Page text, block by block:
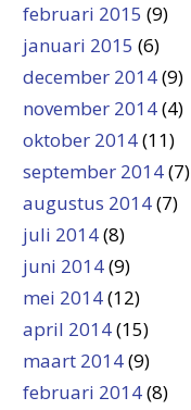
februari 2015 (9)
januari 2015 (6)
december 2014(9)
november 2014(4)
oktober 2014(11)
september 2014(7)
augustus 2014(7)
juli 2014(8)
juni 2014(9)
mei 2014(12)
april 2014(15)
maart 2014(9)
februari 2014(8)